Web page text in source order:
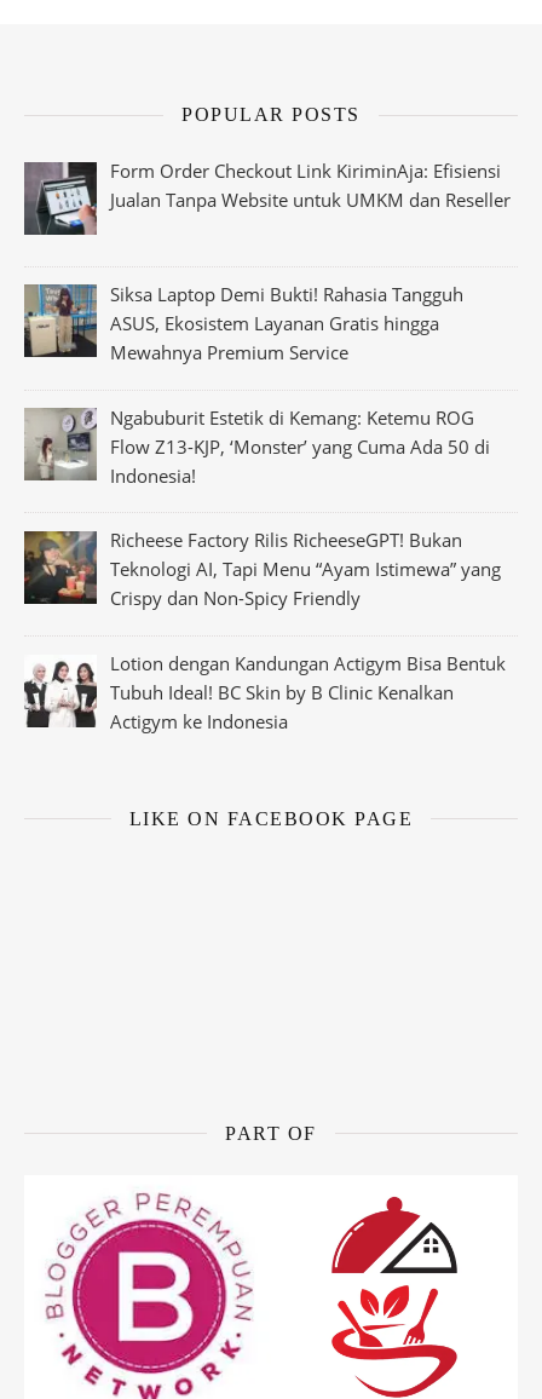
POPULAR POSTS
Form Order Checkout Link KiriminAja: Efisiensi
Jualan Tanpa Website untuk UMKM dan Reseller
Siksa Laptop Demi Bukti! Rahasia Tangguh
ASUS, Ekosistem Layanan Gratis hingga
Mewahnya Premium Service
Ngabuburit Estetik di Kemang: Ketemu ROG
Flow Z13-KJP, ‘Monster’ yang Cuma Ada 50 di
Indonesia!
Richeese Factory Rilis RicheeseGPT! Bukan
Teknologi AI, Tapi Menu “Ayam Istimewa” yang
Crispy dan Non-Spicy Friendly
Lotion dengan Kandungan Actigym Bisa Bentuk
Tubuh Ideal! BC Skin by B Clinic Kenalkan
Actigym ke Indonesia
LIKE ON FACEBOOK PAGE
PART OF